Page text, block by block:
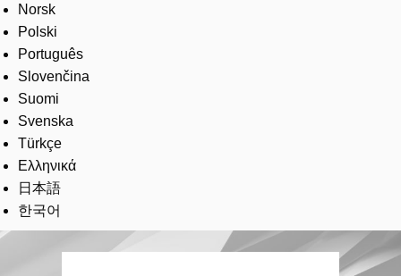
Norsk
Polski
Português
Slovenčina
Suomi
Svenska
Türkçe
Ελληνικά
日本語
한국어